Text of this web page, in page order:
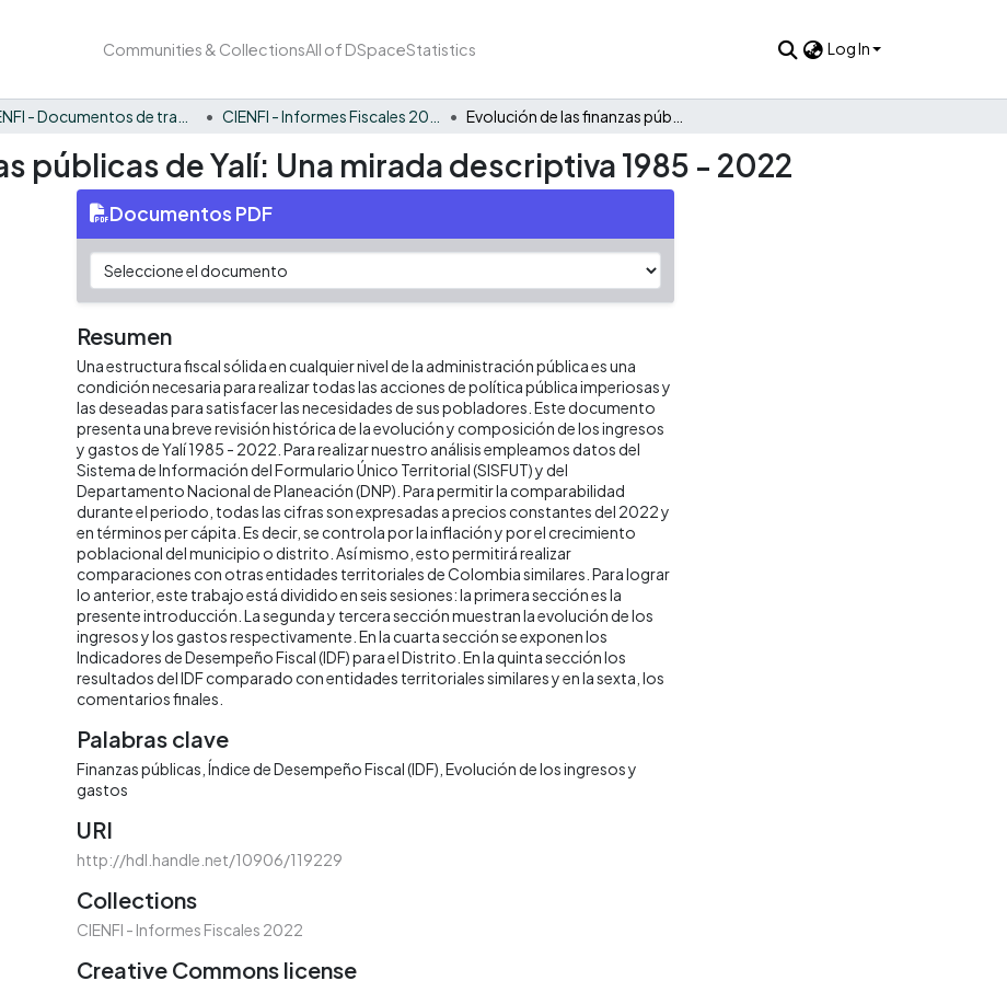
Communities & CollectionsAll of DSpaceStatistics Log In
públicas de Yalí: Una mirada descriptiva 1985 - 2022
Documentos PDF
Resumen
Una estructura fiscal sólida en cualquier nivel de la administración pública es una
condición necesaria para realizar todas las acciones de política pública imperiosas y
las deseadas para satisfacer las necesidades de sus pobladores. Este documento
presenta una breve revisión histórica de la evolución y composición de los ingresos
y gastos de Yalí 1985 - 2022. Para realizar nuestro análisis empleamos datos del
Sistema de Información del Formulario Único Territorial (SISFUT) y del
Departamento Nacional de Planeación (DNP). Para permitir la comparabilidad
durante el periodo, todas las cifras son expresadas a precios constantes del 2022 y
en términos per cápita. Es decir, se controla por la inflación y por el crecimiento
poblacional del municipio o distrito. Así mismo, esto permitirá realizar
comparaciones con otras entidades territoriales de Colombia similares. Para lograr
lo anterior, este trabajo está dividido en seis sesiones: la primera sección es la
presente introducción. La segunda y tercera sección muestran la evolución de los
ingresos y los gastos respectivamente. En la cuarta sección se exponen los
Indicadores de Desempeño Fiscal (IDF) para el Distrito. En la quinta sección los
resultados del IDF comparado con entidades territoriales similares y en la sexta, los
comentarios finales.
Palabras clave
Finanzas públicas Índice de Desempeño Fiscal (IDF) Evolución de los ingresos y
gastos
URI
http://hdl.handle.net/10906/119229
Collections
CIENFI - Informes Fiscales 2022
Creative Commons license